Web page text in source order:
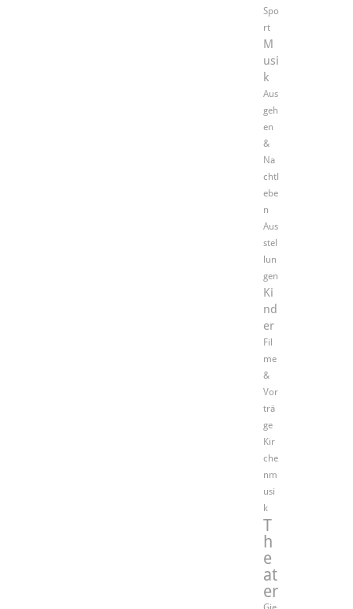
Spo
rt
M
usi
k
Aus
geh
en
&
Na
chtl
ebe
n
Aus
stel
lun
gen
Ki
nd
er
Fil
me
&
Vor
trä
ge
Kir
che
nm
usi
k
T
h
e
at
er